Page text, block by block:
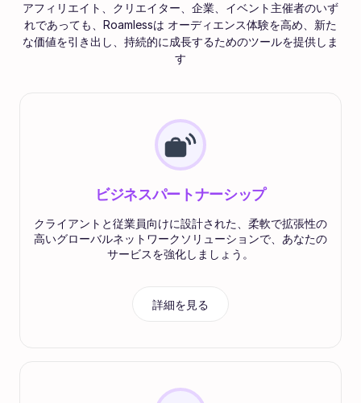
アフィリエイト、クリエイター、企業、イベント主催者のいず
れであっても、Roamlessは オーディエンス体験を高め、新た
な価値を引き出し、持続的に成長するためのツールを提供しま
す
ビジネスパートナーシップ
クライアントと従業員向けに設計された、柔軟で拡張性の
高いグローバルネットワークソリューションで、あなたの
サービスを強化しましょう。
詳細を見る